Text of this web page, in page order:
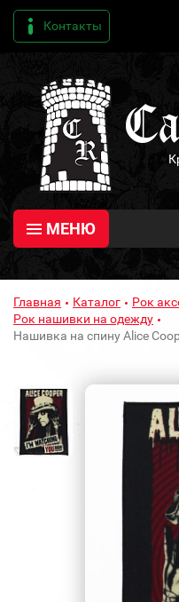
Контакты
МЕНЮ
Главная Каталог
Рок
Рок нашивки на одежду
Нашивка на спину Alice